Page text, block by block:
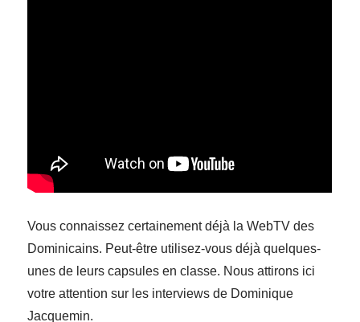
Vous connaissez certainement déjà la WebTV des
Dominicains. Peut-être utilisez-vous déjà quelques-
unes de leurs capsules en classe. Nous attirons ici
votre attention sur les interviews de Dominique
Jacquemin.